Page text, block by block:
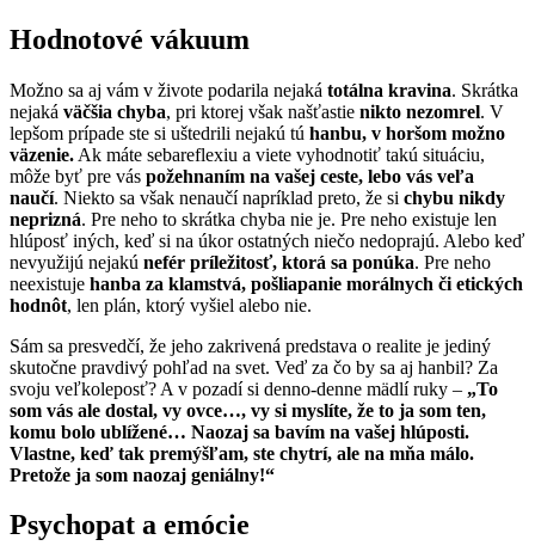
Hodnotové vákuum
Možno sa aj vám v živote podarila nejaká totálna kravina. Skrátka
nejaká väčšia chyba, pri ktorej však našťastie nikto nezomrel. V
lepšom prípade ste si uštedrili nejakú tú hanbu, v horšom možno
väzenie. Ak máte sebareflexiu a viete vyhodnotiť takú situáciu,
môže byť pre vás požehnaním na vašej ceste, lebo vás veľa
naučí. Niekto sa však nenaučí napríklad preto, že si chybu nikdy
neprizná. Pre neho to skrátka chyba nie je. Pre neho existuje len
hlúposť iných, keď si na úkor ostatných niečo nedoprajú. Alebo keď
nevyužijú nejakú nefér príležitosť, ktorá sa ponúka. Pre neho
neexistuje hanba za klamstvá, pošliapanie morálnych či etických
hodnôt, len plán, ktorý vyšiel alebo nie.
Sám sa presvedčí, že jeho zakrivená predstava o realite je jediný
skutočne pravdivý pohľad na svet. Veď za čo by sa aj hanbil? Za
svoju veľkoleposť? A v pozadí si denno-denne mädlí ruky – „To
som vás ale dostal, vy ovce…, vy si myslíte, že to ja som ten,
komu bolo ublížené… Naozaj sa bavím na vašej hlúposti.
Vlastne, keď tak premýšľam, ste chytrí, ale na mňa málo.
Pretože ja som naozaj geniálny!“
Psychopat a emócie